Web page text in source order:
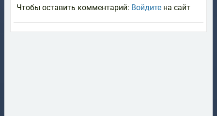
Чтобы оставить комментарий: Войдитена сайт